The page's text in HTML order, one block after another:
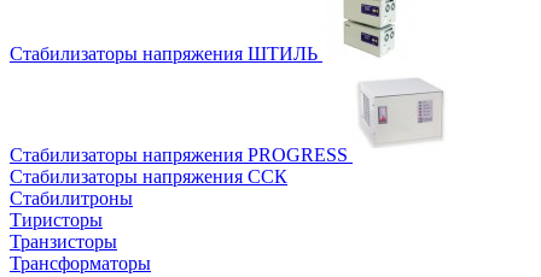
Стабилизаторы напряжения ШТИЛЬ
Стабилизаторы напряжения PROGRESS
Стабилизаторы напряжения ССК
Стабилитроны
Тиристоры
Транзисторы
Трансформаторы